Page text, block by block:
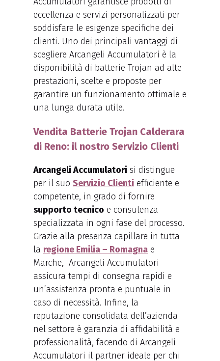
eccellenza e servizi personalizzati per
soddisfare le esigenze specifiche dei
clienti. Uno dei principali vantaggi di
scegliere Arcangeli Accumulatori è la
disponibilità di batterie Trojan ad alte
prestazioni, scelte e proposte per
garantire un funzionamento ottimale e
una lunga durata utile.
Vendita Batterie Trojan Calderara
di Reno: il nostro Servizio Clienti
Arcangeli Accumulatori si distingue
per il suo Servizio Clienti efficiente e
competente, in grado di fornire
supporto tecnico e consulenza
specializzata in ogni fase del processo.
Grazie alla presenza capillare in tutta
la regione Emilia – Romagna e
Marche, Arcangeli Accumulatori
assicura tempi di consegna rapidi e
un’assistenza pronta e puntuale in
caso di necessità. Infine, la
reputazione consolidata dell’azienda
nel settore è garanzia di affidabilità e
professionalità, facendo di Arcangeli
Accumulatori il partner ideale per chi